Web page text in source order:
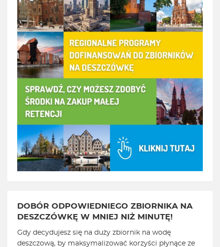
DOBÓR ODPOWIEDNIEGO ZBIORNIKA NA
DESZCZÓWKĘ W MNIEJ NIŻ MINUTĘ!
Gdy decydujesz się na duży zbiornik na wodę
deszczową, by maksymalizować korzyści płynące ze